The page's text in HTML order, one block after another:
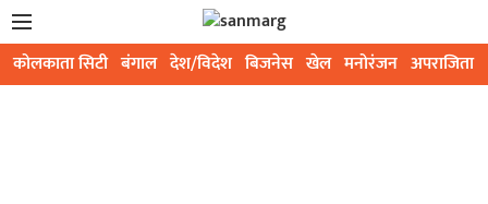
कोलकाता सिटी बंगाल देश/विदेश बिजनेस खेल मनोरंजन अपराजिता